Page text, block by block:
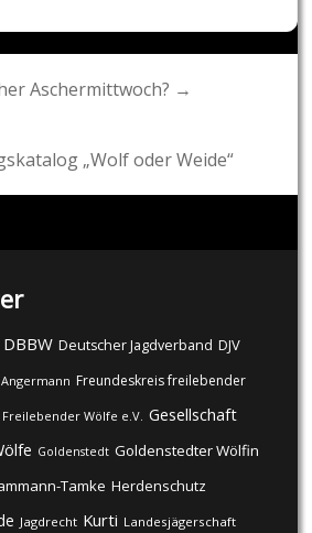
Aschermittwoch? →
„Wolf oder Weide“
DBBW Deutscher Jagdverband DJV
Freundeskreis freilebender
Wölfe e.V. Gesellschaft
Goldenstedt Goldenstedter Wölfin
Tamke Herdenschutz
Jagdrecht Kurti Landesjägerschaft